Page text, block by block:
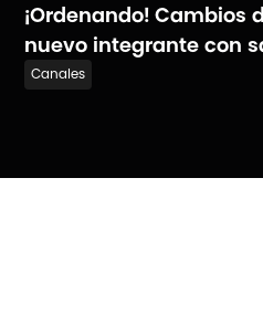
¡Ordenando! Cambios
nuevo integrante con
Canales